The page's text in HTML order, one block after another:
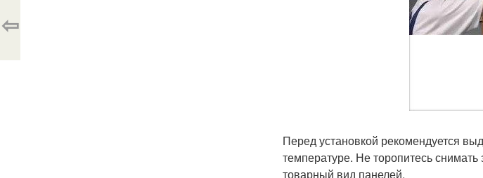
Перед установкой рекомендуется
температуре. Не торопитесь
товарный вид панелей.
⇦